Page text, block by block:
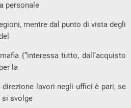
personale
mentre dal punto di vista degli
(“interessa tutto, dall’acquisto
la
lavori negli uffici è pari, se
si svolge